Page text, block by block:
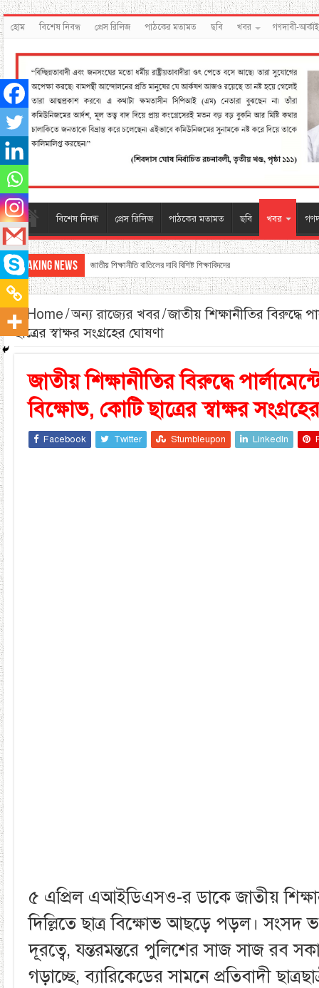
হোম বিশেষ নিবন্ধ প্রেস রিলিজ পাঠকের মতামত ছবি খবর গণদাবী-
বিশেষ নিবন্ধ প্রেস রিলিজ পাঠকের মতামত ছবি খবর
Breaking News জাতীয় শিক্ষানীতি বাতিলের দাবি বিশিষ্ট শিক্ষাবিদদের
Home/অন্য রাজ্যের খবর/জাতীয় শিক্ষানীতির বিরুদ্ধে
ছাত্রের স্বাক্ষর সংগ্রহের ঘোষণা
জাতীয় শিক্ষানীতির বিরুদ্ধে
বিক্ষোভ, কোটি ছাত্রের স্বাক্ষর
Facebook Twitter Stumbleupon LinkedIn
৫ এপ্রিল এআইডিএসও-র ডাকে জাতীয়
দিল্লিতে ছাত্র বিক্ষোভ আছড়ে পড়ল। সংসদ
দূরত্বে, যন্তরমন্তরে পুলিশের সাজ সাজ রব
গড়াচ্ছে, ব্যারিকেডের সামনে প্রতিবাদী